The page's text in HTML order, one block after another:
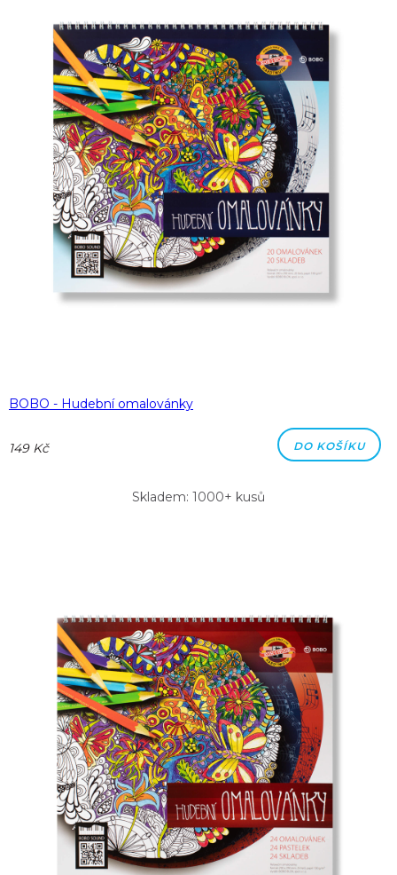
BOBO - Hudební omalovánky
149 Kč DO KOŠÍKU
Skladem: 1000+ kusů